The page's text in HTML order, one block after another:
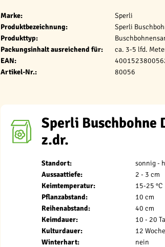
Marke:
Sperli
Produktbezeichnung:
Sperli
Produkttyp:
Packungsinhalt ausreichend für:
ca. 3-5 lfd.
EAN:
Artikel-Nr.:
80056
Sperli Buschbohne
z.dr.
Standort:
sonnig -
Aussaattiefe:
2 - 3 cm
Keimtemperatur:
15-25 °C
Pflanzabstand:
10 cm
Reihenabstand:
40 cm
Keimdauer:
10 - 20
Kulturdauer:
12
Winterhart:
nein